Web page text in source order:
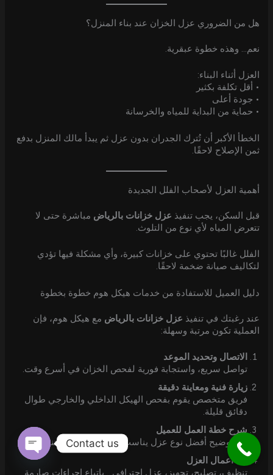
هل من الضروري عزل الخزان عند بناء المنزل؟
نعم… وهذه خطوة عبقرية.
العزل أثناء البناء:
• أقل تكلفة بكثير
• جودة أعلى
• حماية من البداية للمياه والخرسانة
الخطأ الأكبر أن تُترك الجدران بدون عزل ثم يبدأ مالك المنزل بدفع
ثمن الإصلاح لاحقًا.
أهمية العزل لأصحاب الفلل الجديدة
قبل السكن، يجب تنفيذ عزل خزانات بالرياض مباشرة حتى لا
تتعرض المياه لأي نوع من التلوث.
الفلل غالبًا تحتوي على خزانات كبيرة، وأي مشكلة فيها تؤدي
لتكاليف صيانة ضخمة لاحقًا.
دليل العميل للاستفادة من خدمات هيكل هوم خطوة بخطوة
عند رغبتك في تنفيذ عزل خزانات بالرياض مع هيكل هوم، فإن
العملية تكون مرتبة وسهلة:
الاتصال وتحديد الموعد
تواصل سريع، واستجابة فورية لفحص الخزان في أسرع وقت.
زيارة فنية ومعاينة دقيقة
فريق متخصص يقوم بفحص الهيكل الداخلي والخارجي طوال
دقائق قليلة.
شرح خطة العمل للعميل
يتم توضيح أفضل نوع عزل يناسب الخزان مع مدة التنفيذ.
بدء أعمال العزل
تنظيف، تصليح، تجهيز، عزل احترافي… باتباع إجراءات صارمة
Contact us
chaty